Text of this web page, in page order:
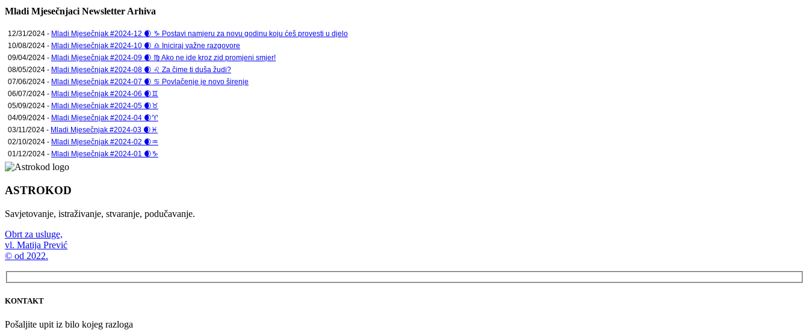
Mladi Mjesečnjaci Newsletter Arhiva
12/31/2024 - Mladi Mjesečnjak #2024-12 🌒 ♑ Postavi namjeru za novu godinu koju ćeš provesti u djelo
10/08/2024 - Mladi Mjesečnjak #2024-10 🌒 ♎ Iniciraj važne razgovore
09/04/2024 - Mladi Mjesečnjak #2024-09 🌒 ♍ Ako ne ide kroz zid promjeni smjer!
08/05/2024 - Mladi Mjesečnjak #2024-08 🌒 ♌ Za čime ti duša žudi?
07/06/2024 - Mladi Mjesečnjak #2024-07 🌒 ♋ Povlačenje je novo širenje
06/07/2024 - Mladi Mjesečnjak #2024-06 🌒♊
05/09/2024 - Mladi Mjesečnjak #2024-05 🌒♉
04/09/2024 - Mladi Mjesečnjak #2024-04 🌒♈
03/11/2024 - Mladi Mjesečnjak #2024-03 🌒♓
02/10/2024 - Mladi Mjesečnjak #2024-02 🌒♒
01/12/2024 - Mladi Mjesečnjak #2024-01 🌒♑
ASTROKOD
Savjetovanje, istraživanje, stvaranje, podučavanje.
Obrt za usluge,
vl. Matija Prević
© od 2022.
KONTAKT
Pošaljite upit iz bilo kojeg razloga